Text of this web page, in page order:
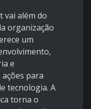
vai além do
organização
um
e
para
tecnologia. A
torna o